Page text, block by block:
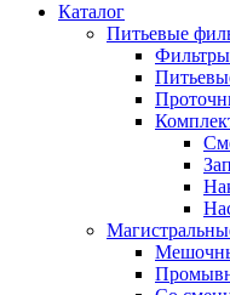
Каталог
Питьевые
Фильтры